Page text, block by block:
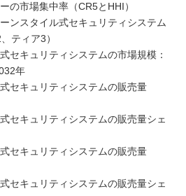
の市場集中率（CR5とHHI）
ンスタイル式セキュリティシステム
ティア3）
セキュリティシステムの市場規模：
年
セキュリティシステムの販売量
セキュリティシステムの販売量シェ
セキュリティシステムの販売量
セキュリティシステムの販売量シェ